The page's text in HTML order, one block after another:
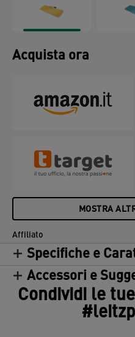
potrà ricominciare da
scrivania in vetro di
complemento perfetto
e ti permetterà di
per l'interna giornata
Acquista ora
MOSTRA
Affiliato
Specifiche e
Accessori e
Condividi le